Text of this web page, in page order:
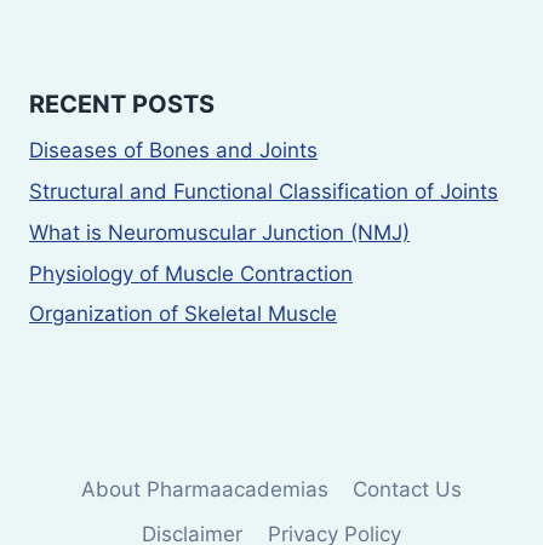
RECENT POSTS
Diseases of Bones and Joints
Structural and Functional Classification of Joints
What is Neuromuscular Junction (NMJ)
Physiology of Muscle Contraction
Organization of Skeletal Muscle
About Pharmaacademias
Contact Us
Disclaimer
Privacy Policy